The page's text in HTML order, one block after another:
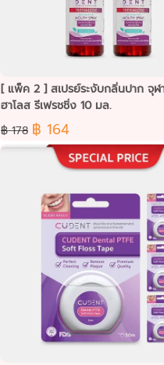
[ แพ็ค 2 ] สเปรย์ระงับกลิ่นปาก จุฬ
ฮาโลส รีเฟรชชิ่ง 10 มล.
฿ 178 ฿ 164